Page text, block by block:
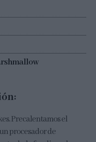
Precalentamos el
procesador de